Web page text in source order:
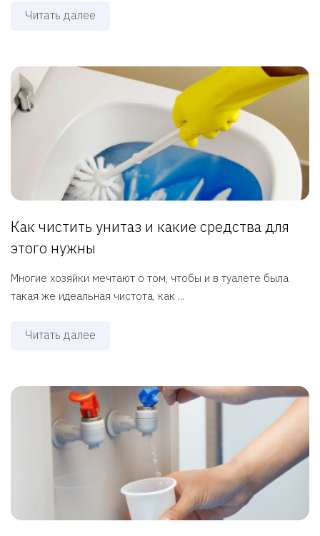
Читать далее
Как чистить унитаз и какие средства для
этого нужны
Многие хозяйки мечтают о том, чтобы и в туалете была
такая же идеальная чистота, как ...
Читать далее